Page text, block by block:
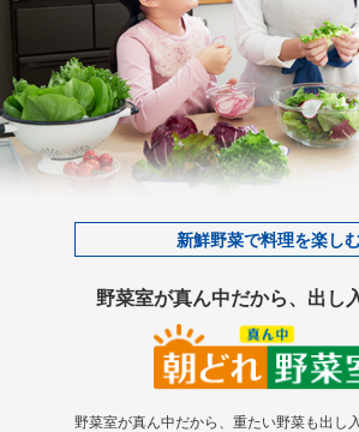
新鮮野菜で料理を楽し
野菜室が真ん中だから、出し
野菜室が真ん中だから、重たい野菜も出し